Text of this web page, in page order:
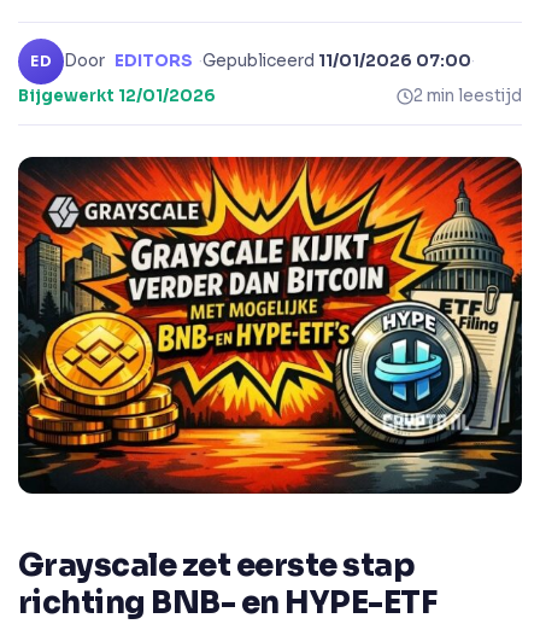
ED Door EDITORS ·Gepubliceerd 11/01/2026 07:00·
Bijgewerkt 12/01/2026 2 min leestijd
Grayscale zet eerste stap
richting BNB- en HYPE-ETF